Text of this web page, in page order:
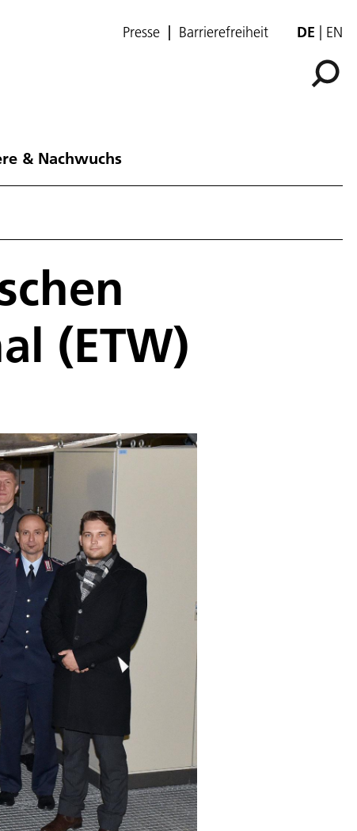
Presse Barrierefreiheit DE EN
& Nachwuchs
(ETW)